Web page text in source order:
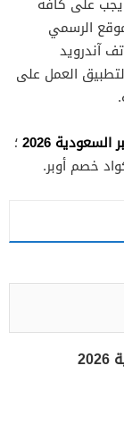
الرسمي
آندرويد
العمل على
2026
؛
خصم أوبر.